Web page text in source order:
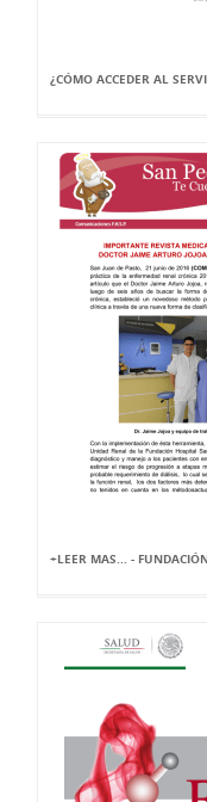
¿CÓMO ACCEDER AL
+LEER MAS... -